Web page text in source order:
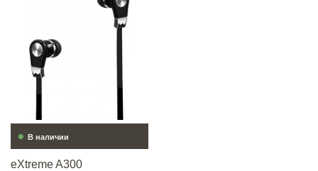
• В наличии
eXtreme A300